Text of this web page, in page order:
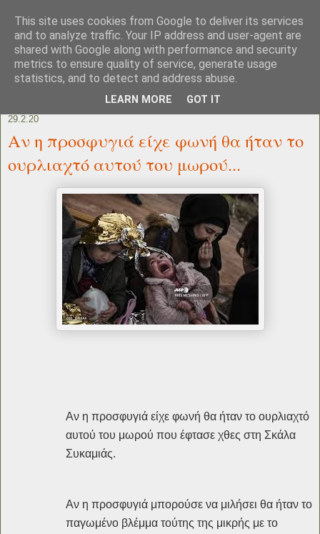
29.2.20
Αν η προσφυγιά είχε φωνή θα ήταν το
ουρλιαχτό αυτού του μωρού...
Αν η προσφυγιά είχε φωνή θα ήταν το ουρλιαχτό
αυτού του μωρού που έφτασε χθες στη Σκάλα
Συκαμιάς.
Αν η προσφυγιά μπορούσε να μιλήσει θα ήταν το
παγωμένο βλέμμα τούτης της μικρής με το
This site uses cookies from Google to deliver its services
and to analyze traffic. Your IP address and user-agent are
shared with Google along with performance and security
metrics to ensure quality of service, generate usage
statistics, and to detect and address abuse.
LEARN MORE GOT IT